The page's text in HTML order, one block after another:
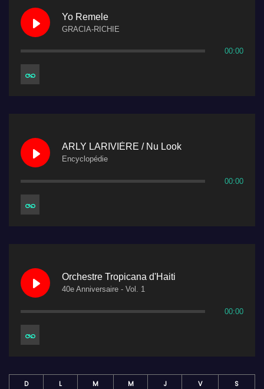
Yo Remele
GRACIA-RICHIE
00:00
ARLY LARIVIÈRE / Nu Look
Encyclopédie
00:00
Orchestre Tropicana d'Haiti
40e Anniversaire - Vol. 1
00:00
D L M M J V
S